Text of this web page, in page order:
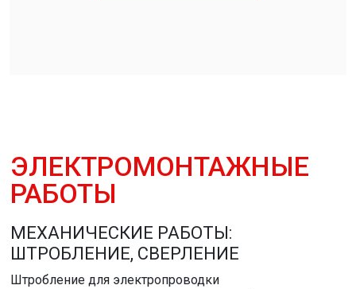
ЭЛЕКТРОМОНТАЖНЫЕ
РАБОТЫ
МЕХАНИЧЕСКИЕ РАБОТЫ:
ШТРОБЛЕНИЕ, СВЕРЛЕНИЕ
Штробление для электропроводки